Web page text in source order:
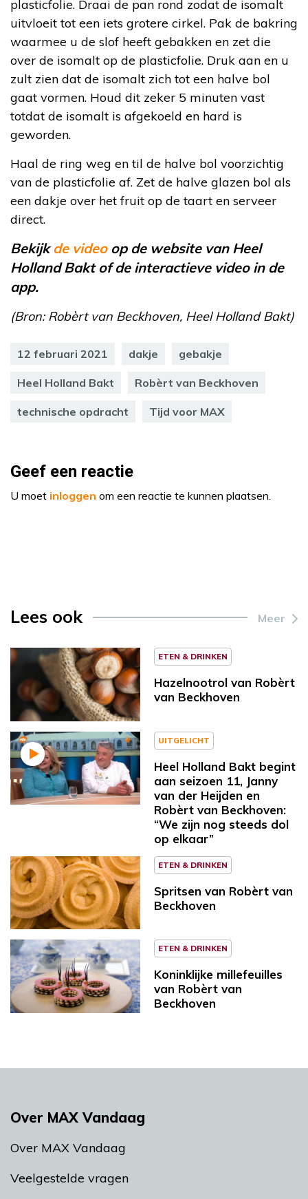
plasticfolie. Draai de pan rond zodat de isomalt
uitvloeit tot een iets grotere cirkel. Pak de bakring
waarmee u de slof heeft gebakken en zet die
over de isomalt op de plasticfolie. Druk aan en u
zult zien dat de isomalt zich tot een halve bol
gaat vormen. Houd dit zeker 5 minuten vast
totdat de isomalt is afgekoeld en hard is
geworden.
Haal de ring weg en til de halve bol voorzichtig
van de plasticfolie af. Zet de halve glazen bol als
een dakje over het fruit op de taart en serveer
direct.
Bekijkde videoop de website van Heel
Holland Bakt of de interactieve video in de
app.
(Bron: Robèrt van Beckhoven, Heel Holland Bakt)
12 februari 2021 dakje gebakje
Heel Holland Bakt Robèrt van Beckhoven
technische opdracht Tijd voor MAX
Geef een reactie
U moet inloggen om een reactie te kunnen plaatsen.
Lees ook Meer
ETEN & DRINKEN
Hazelnootrol van Robèrt
van Beckhoven
UITGELICHT
Heel Holland Bakt begint
aan seizoen 11, Janny
van der Heijden en
Robèrt van Beckhoven:
“We zijn nog steeds dol
op elkaar”
ETEN & DRINKEN
Spritsen van Robèrt van
Beckhoven
ETEN & DRINKEN
Koninklijke millefeuilles
van Robèrt van
Beckhoven
Over MAX Vandaag
Over MAX Vandaag
Veelgestelde vragen